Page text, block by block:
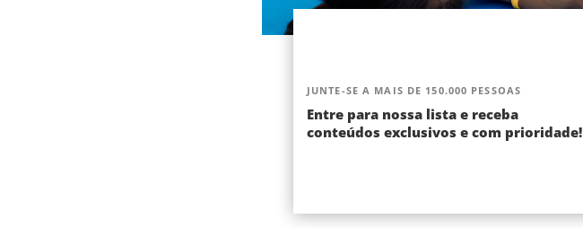
JUNTE-SE A MAIS DE 150.000 PESSOAS
Entre para nossa lista e receba
conteúdos exclusivos e com prioridade!